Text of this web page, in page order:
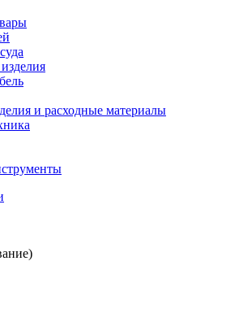
и расходные материалы